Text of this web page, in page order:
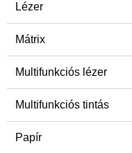
Lézer
Mátrix
Multifunkciós lézer
Multifunkciós tintás
Papír